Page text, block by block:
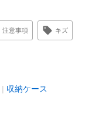
注意事項 キズ
収納ケース